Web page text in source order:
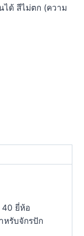
ได้ สีไม่ตก (ความ
ยี่ห้อ
หรับจักรปัก